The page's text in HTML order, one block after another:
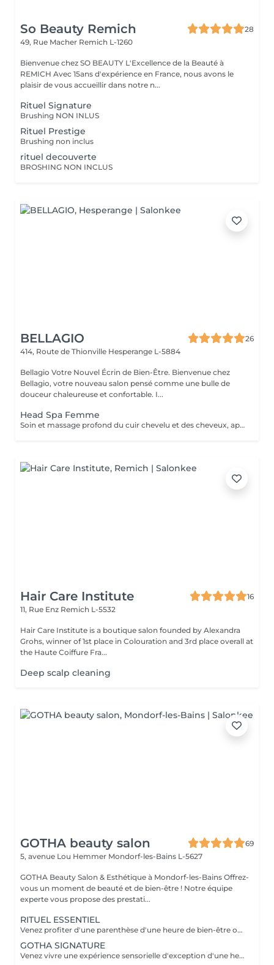
So Beauty Remich
28
49, Rue Macher Remich L-1260
Bienvenue chez SO BEAUTY L'Excellence de la Beauté à
REMICH Avec 15ans d'expérience en France, nous avons le
plaisir de vous accueillir dans notre n...
Rituel Signature
Brushing NON INLUS
Rituel Prestige
Brushing non inclus
rituel decouverte
BROSHING NON INCLUS
BELLAGIO
26
414, Route de Thionville Hesperange L-5884
Bellagio Votre Nouvel Écrin de Bien-Être. Bienvenue chez
Bellagio, votre nouveau salon pensé comme une bulle de
douceur chaleureuse et confortable. I...
Head Spa Femme
Soin et massage profond du cuir chevelu et des cheveux, après le soins un brushing ou séchage naturelle .
Hair Care Institute
16
11, Rue Enz Remich L-5532
Hair Care Institute is a boutique salon founded by Alexandra
Grohs, winner of 1st place in Colouration and 3rd place overall at
the Haute Coiffure Fra...
Deep scalp cleaning
GOTHA beauty salon
69
5, avenue Lou Hemmer Mondorf-les-Bains L-5627
GOTHA Beauty Salon & Esthétique à Mondorf-les-Bains Offrez-
vous un moment de beauté et de bien-être ! Notre équipe
experte vous propose des prestati...
RITUEL ESSENTIEL
Venez profiter d'une parenthèse d'une heure de bien-être où cuir chevelu et cheveux sont sublimés grâce à des soins personnalisés. Laissez-vous guider dans une première immersion douce et profondément relaxante.
GOTHA SIGNATURE
Venez vivre une expérience sensorielle d'exception d'une heure et demi, où chaque geste vous enveloppe dans un lâcher-prise absolu. Laissez-vous porter par un rituel profond, alliant détente, raffinement et évasion.